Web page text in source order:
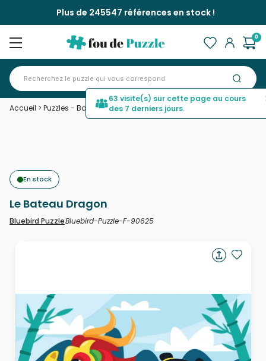
Plus de 245547 références en stock !
0
Accueil > Puzzles - Bateaux >Le Bateau Dragon
En stock
Le Bateau Dragon
Bluebird PuzzleBluebird-Puzzle-F-90625
63 visite(s) sur cette page au cours
des 7 derniers jours.